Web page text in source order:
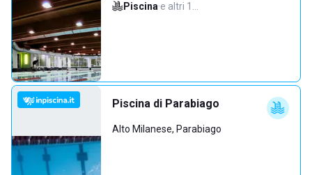
Piscina·e altri 1…
Piscina di Parabiago
Alto Milanese, Parabiago